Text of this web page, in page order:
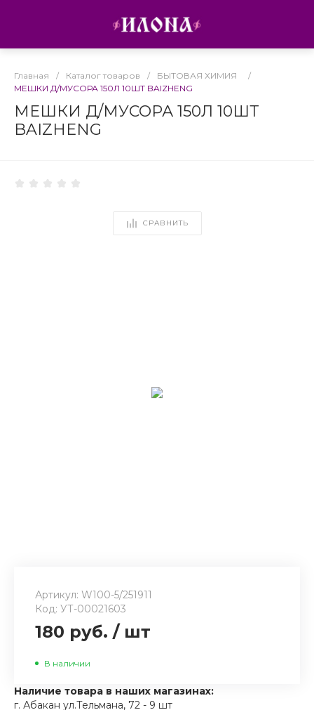
Главная / Каталог товаров / БЫТОВАЯ ХИМИЯ
/
МЕШКИ Д/МУСОРА 150Л 10ШТ BAIZHENG
МЕШКИ Д/МУСОРА 150Л 10ШТ
BAIZHENG
СРАВНИТЬ
Артикул: W100-5/251911
Код: УТ-00021603
180 руб. / шт
В наличии
Наличие товара в наших магазинах:
г. Абакан ул.Тельмана, 72 - 9 шт